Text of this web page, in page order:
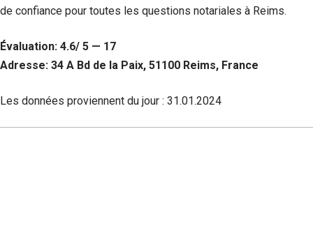
de confiance pour toutes les questions notariales à Reims.
Évaluation: 4.6/ 5 — 17
Adresse: 34 A Bd de la Paix, 51100 Reims, France
Les données proviennent du jour : 31.01.2024